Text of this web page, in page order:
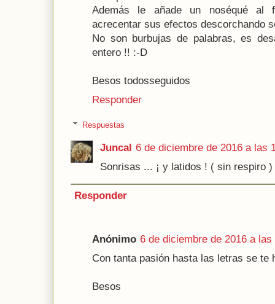
Además le añade un noséqué al
acrecentar sus efectos descorchando
No son burbujas de palabras, es
entero !! :-D
Besos todosseguidos
Responder
Respuestas
Juncal 6 de diciembre de 2016 a las
Sonrisas ... ¡ y latidos ! ( sin respiro )
Responder
Anónimo 6 de diciembre de 2016 a las
Con tanta pasión hasta las letras se te
Besos